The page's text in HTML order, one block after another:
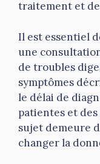
traitement et
Il est essentiel
une
de troubles
symptômes
le délai de
patientes et
sujet demeure
changer la